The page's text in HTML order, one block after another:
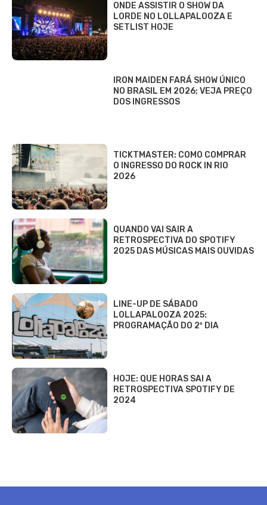
ONDE ASSISTIR O SHOW DA
LORDE NO LOLLAPALOOZA E
SETLIST HOJE
IRON MAIDEN FARÁ SHOW ÚNICO
NO BRASIL EM 2026; VEJA PREÇO
DOS INGRESSOS
TICKTMASTER: COMO COMPRAR
O INGRESSO DO ROCK IN RIO
2026
QUANDO VAI SAIR A
RETROSPECTIVA DO SPOTIFY
2025 DAS MÚSICAS MAIS OUVIDAS
LINE-UP DE SÁBADO
LOLLAPALOOZA 2025:
PROGRAMAÇÃO DO 2º DIA
HOJE: QUE HORAS SAI A
RETROSPECTIVA SPOTIFY DE
2024